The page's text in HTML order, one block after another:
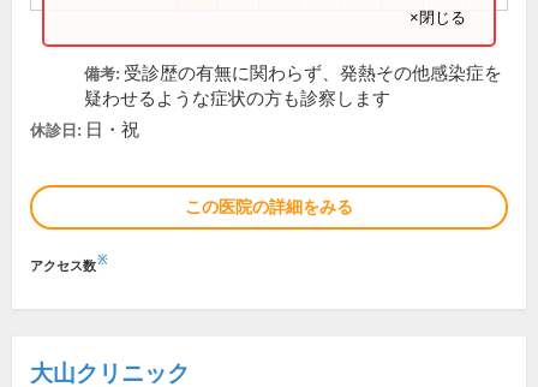
×閉じる
備考: 受診歴の有無に関わらず、発熱その他感染症を
疑わせるような症状の方も診察します
休診日: 日・祝
この医院の詳細をみる
アクセス数※
大山クリニック